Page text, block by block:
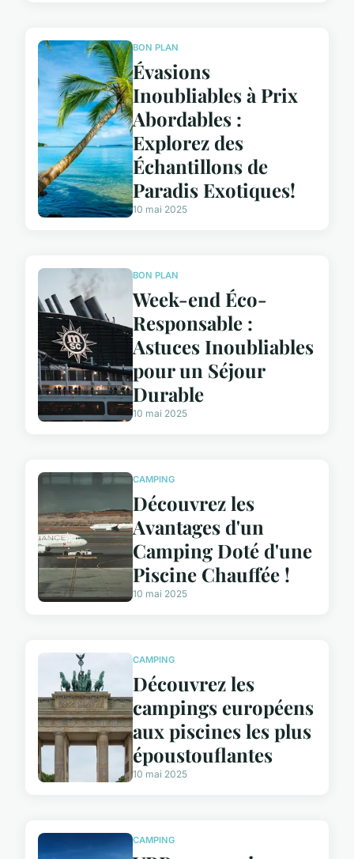
BON PLAN
Évasions
Inoubliables à Prix
Abordables :
Explorez des
Échantillons de
Paradis Exotiques!
10 mai 2025
BON PLAN
Week-end Éco-
Responsable :
Astuces Inoubliables
pour un Séjour
Durable
10 mai 2025
CAMPING
Découvrez les
Avantages d'un
Camping Doté d'une
Piscine Chauffée !
10 mai 2025
CAMPING
Découvrez les
campings européens
aux piscines les plus
époustouflantes
10 mai 2025
CAMPING